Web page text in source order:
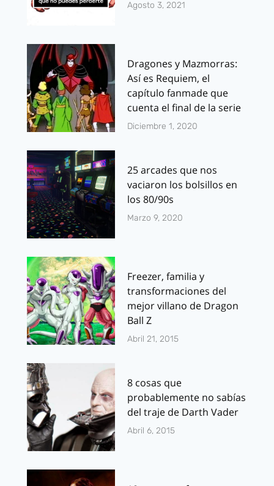
Agosto 3, 2021
Dragones y Mazmorras:
Así es Requiem, el
capítulo fanmade que
cuenta el final de la serie
Diciembre 1, 2020
25 arcades que nos
vaciaron los bolsillos en
los 80/90s
Marzo 9, 2020
Freezer, familia y
transformaciones del
mejor villano de Dragon
Ball Z
Abril 21, 2015
8 cosas que
probablemente no sabías
del traje de Darth Vader
Abril 6, 2015